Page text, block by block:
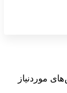
موردنیاز